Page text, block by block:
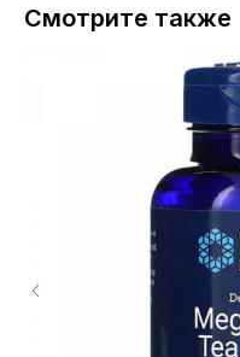
Смотрите также